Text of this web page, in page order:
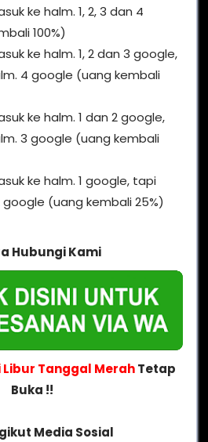
ke halm. 1, 2, 3 dan 4
100%)
ke halm. 1, 2 dan 3 google,
4 google (uang kembali
ke halm. 1 dan 2 google,
3 google (uang kembali
ke halm. 1 google, tapi
google (uang kembali 25%)
Hubungi Kami
Libur Tanggal MerahTetap
Buka !!
Media Sosial